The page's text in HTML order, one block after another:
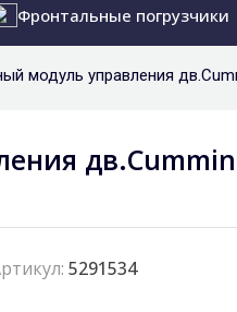
Фронтальные погрузчики
модуль управления
5291534